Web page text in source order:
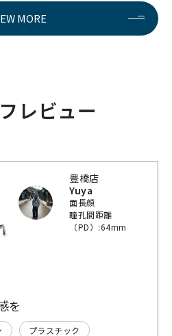
MORE
レビュー
豊橋店
Yuya
面長顔
瞳孔間距離
（PD）:64mm
を
プラスチック